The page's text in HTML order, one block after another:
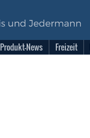
Produkt-News Freizeit